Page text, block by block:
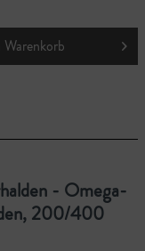
Warenkorb
- Omega-
200/400